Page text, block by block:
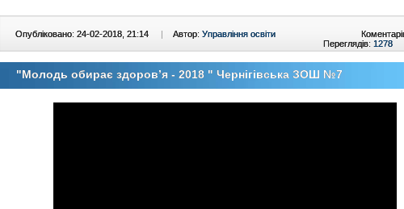
Опубліковано: 24-02-2018, 21:14 | Автор: Управління освіти
Переглядів: 1278
"Молодь обирає здоров’я - 2018 " Чернігівська ЗОШ №7